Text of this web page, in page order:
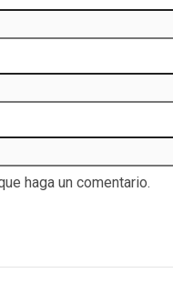
haga un comentario.